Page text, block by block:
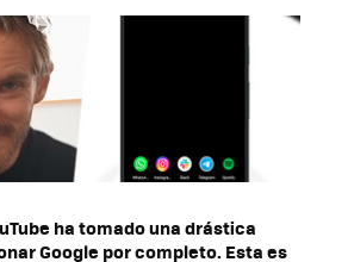
ha tomado una drástica
Google por completo. Esta es